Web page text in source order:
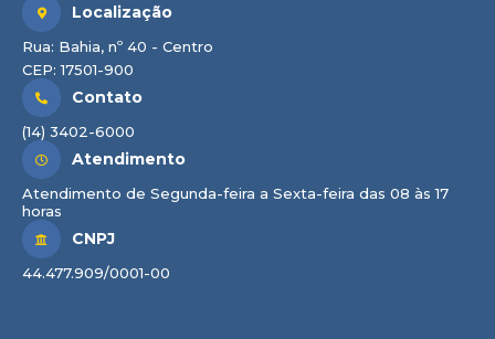
Localização
Rua: Bahia, nº 40 - Centro
CEP: 17501-900
Contato
(14) 3402-6000
Atendimento
Atendimento de Segunda-feira a Sexta-feira das 08 às 17
horas
CNPJ
44.477.909/0001-00